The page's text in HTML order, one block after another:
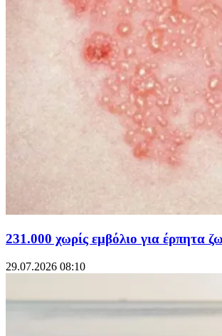
231.000 χωρίς εμβόλιο για έρπητα
29.07.2026 08:10